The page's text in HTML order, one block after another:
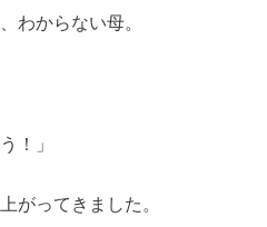
わからない母。
！」
がってきました。